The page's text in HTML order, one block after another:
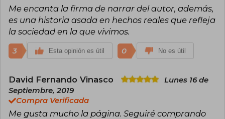
Me encanta la firma de narrar del autor, además,
es una historia asada en hechos reales que refleja
la sociedad en la que vivimos.
3 Esta opinión es útil 0 No es útil
David Fernando Vinasco
Lunes 16 de
Septiembre, 2019
Compra Verificada
Me gusta mucho la página. Seguiré comprando